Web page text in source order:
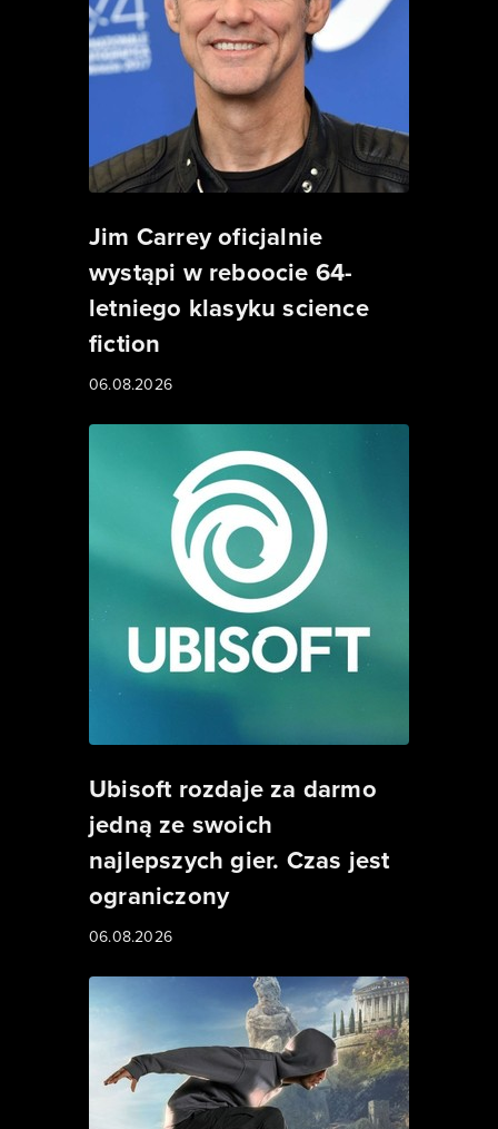
Jim Carrey oficjalnie
wystąpi w reboocie 64-
letniego klasyku science
fiction
06.08.2026
Ubisoft rozdaje za darmo
jedną ze swoich
najlepszych gier. Czas jest
ograniczony
06.08.2026